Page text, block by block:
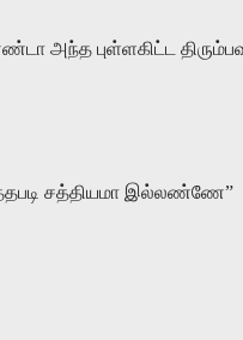
அந்த புள்ளகிட்ட
சத்தியமா இல்லண்ணே”